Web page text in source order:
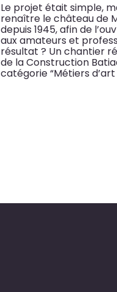
Le projet était simple,
renaître le château de
depuis 1945, afin de
aux amateurs et
résultat ? Un chantier
de la Construction
catégorie “Métiers